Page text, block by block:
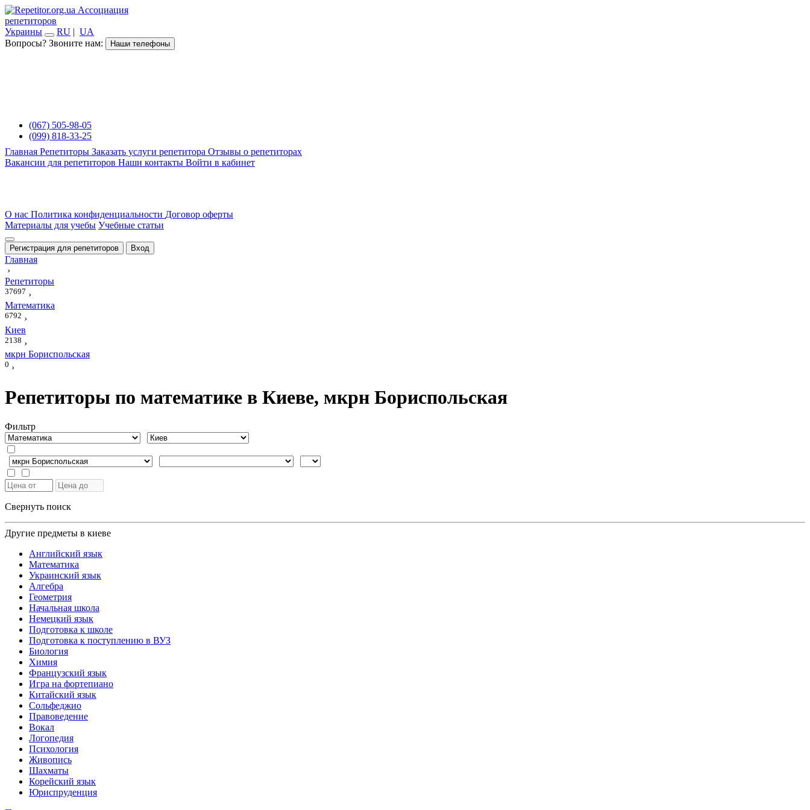
Ассоциация
репетиторов
Украины
RU | UA
Вопросы? Звоните нам:
Наши телефоны
(067) 505-98-05
(099) 818-33-25
Главная Репетиторы Заказать услуги репетитора Отзывы о репетиторах
Вакансии для репетиторов Наши контакты Войти в кабинет
О нас Политика конфиденциальности Договор оферты
Материалы для учебы Учебные статьи
Регистрация для репетиторов Вход
Главная
›
Репетиторы
37697 ›
Математика
6792 ›
Киев
2138 ›
мкрн Бориспольская
0 ›
Репетиторы по математике в Киеве, мкрн Бориспольская
Фильтр
Свернуть поиск
Другие предметы в киеве
Английский язык
Математика
Украинский язык
Алгебра
Геометрия
Начальная школа
Немецкий язык
Подготовка к школе
Подготовка к поступлению в ВУЗ
Биология
Химия
Французский язык
Игра на фортепиано
Китайский язык
Сольфеджио
Правоведение
Вокал
Логопедия
Психология
Живопись
Шахматы
Корейский язык
Юриспруденция